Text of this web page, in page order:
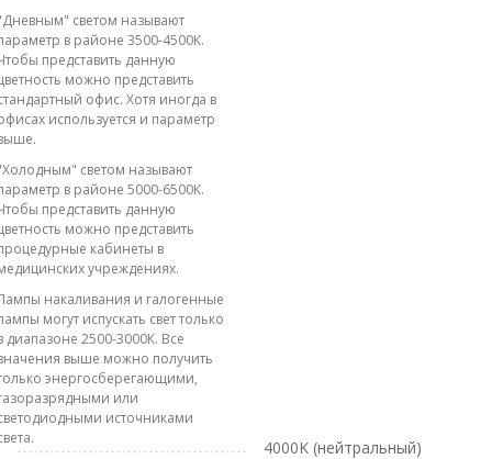
светом называют
в районе 3500-4500К.
представить данную
можно представить
офис. Хотя иногда в
используется и параметр
светом называют
в районе 5000-6500К.
представить данную
можно представить
кабинеты в
учреждениях.
накаливания и галогенные
могут испускать свет только
диапазоне 2500-3000К. Все
выше можно получить
энергосберегающими,
или
источниками
4000K (нейтральный)